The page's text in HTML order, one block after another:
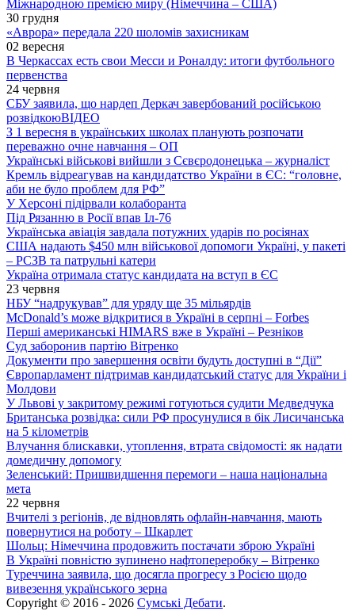
Міжнародною премією миру (Німеччина – США)
30 грудня
«Аврора» передала 220 шоломів захисникам
02 вересня
В Черкассах есть свои Месси и Роналду: итоги футбольного
первенства
24 червня
СБУ заявила, що нардеп Деркач завербований російською
розвідкоюВІДЕО
З 1 вересня в українських школах планують розпочати
переважно очне навчання – ОП
Українські військові вийшли з Сєвєродонецька – журналіст
Кремль відреагував на кандидатство України в ЄС: “головне,
аби не було проблем для РФ”
У Херсоні підірвали колаборанта
Під Рязанню в Росії впав Іл-76
Українська авіація завдала потужних ударів по росіянах
США надають $450 млн військової допомоги Україні, у пакеті
– РСЗВ та патрульні катери
Україна отримала статус кандидата на вступ в ЄС
23 червня
НБУ “надрукував” для уряду ще 35 мільярдів
McDonald’s може відкритися в Україні в серпні – Forbes
Перші американські HIMARS вже в Україні – Резніков
Суд заборонив партію Вітренко
Документи про завершення освіти будуть доступні в “Дії”
Європарламент підтримав кандидатський статус для України і
Молдови
У Львові у закритому режимі готуються судити Медведчука
Британська розвідка: сили РФ просунулися в бік Лисичанська
на 5 кілометрів
Влучання блискавки, утоплення, втрата свідомості: як надати
домедичну допомогу
Зеленський: Пришвидшення перемоги – наша національна
мета
22 червня
Вчителі з регіонів, де відновлять офлайн-навчання, мають
повернутися на роботу – Шкарлет
Шольц: Німеччина продовжить постачати зброю Україні
В Україні повністю зупинено нафтопереробку – Вітренко
Туреччина заявила, що досягла прогресу з Росією щодо
вивезення українського зерна
Copyright © 2016 - 2026 Сумські Дебати.